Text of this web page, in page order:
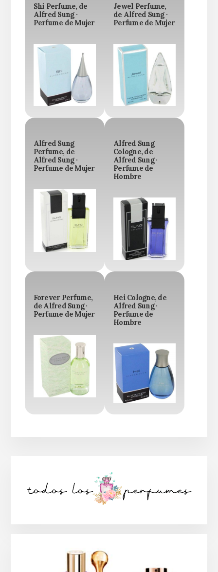
Shi Perfume, de
Alfred Sung ·
Perfume de Mujer
Jewel Perfume,
de Alfred Sung ·
Perfume de Mujer
Alfred Sung
Perfume, de
Alfred Sung ·
Perfume de Mujer
Alfred Sung
Cologne, de
Alfred Sung ·
Perfume de
Hombre
Forever Perfume,
de Alfred Sung ·
Perfume de Mujer
Hei Cologne, de
Alfred Sung ·
Perfume de
Hombre
lateral